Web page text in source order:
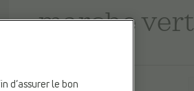
marche vert
Couleur
d’assurer le bon